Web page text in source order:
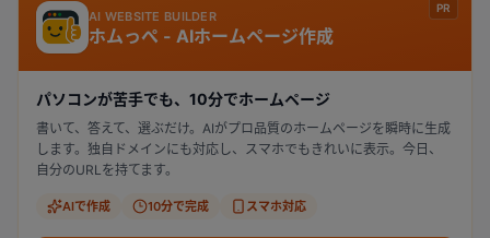
PR
AI WEBSITE BUILDER
ホムっぺ - AIホームページ作成
パソコンが苦手でも、10分でホームページ
書いて、答えて、選ぶだけ。AIがプロ品質のホームページを瞬時に生成
します。独自ドメインにも対応し、スマホでもきれいに表示。今日、
自分のURLを持てます。
AIで作成 10分で完成 スマホ対応